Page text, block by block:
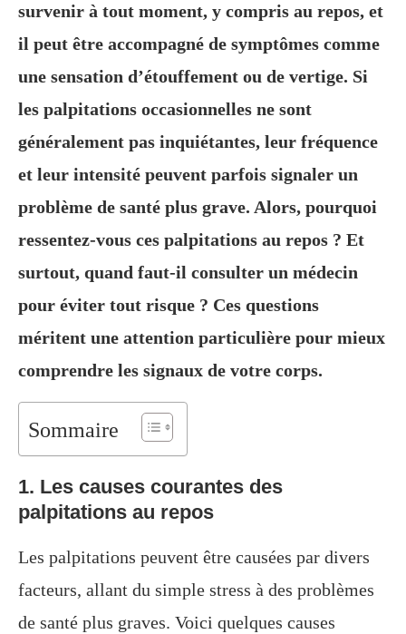
survenir à tout moment, y compris au repos, et
il peut être accompagné de symptômes comme
une sensation d’étouffement ou de vertige. Si
les palpitations occasionnelles ne sont
généralement pas inquiétantes, leur fréquence
et leur intensité peuvent parfois signaler un
problème de santé plus grave. Alors, pourquoi
ressentez-vous ces palpitations au repos ? Et
surtout, quand faut-il consulter un médecin
pour éviter tout risque ? Ces questions
méritent une attention particulière pour mieux
comprendre les signaux de votre corps.
Sommaire
1. Les causes courantes des
palpitations au repos
Les palpitations peuvent être causées par divers
facteurs, allant du simple stress à des problèmes
de santé plus graves. Voici quelques causes